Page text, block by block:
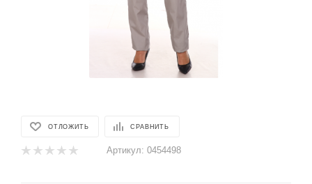
ОТЛОЖИТЬ СРАВНИТЬ
Артикул: 0454498